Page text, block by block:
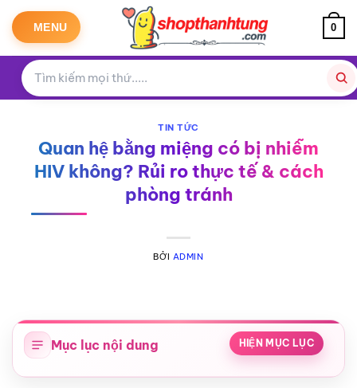
qua
dung
MENU 0
TIN TỨC
Quan hệ bằng miệng có bị nhiễm
HIV không? Rủi ro thực tế & cách
phòng tránh
BỞI ADMIN
Mục lục nội dung HIỆN MỤC LỤC